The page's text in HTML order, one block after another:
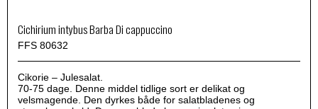
Cichirium intybus Barba Di cappuccino
FFS 80632
Cikorie – Julesalat.
70-75 dage. Denne middel tidlige sort er delikat og
velsmagende. Den dyrkes både for salatbladenes og